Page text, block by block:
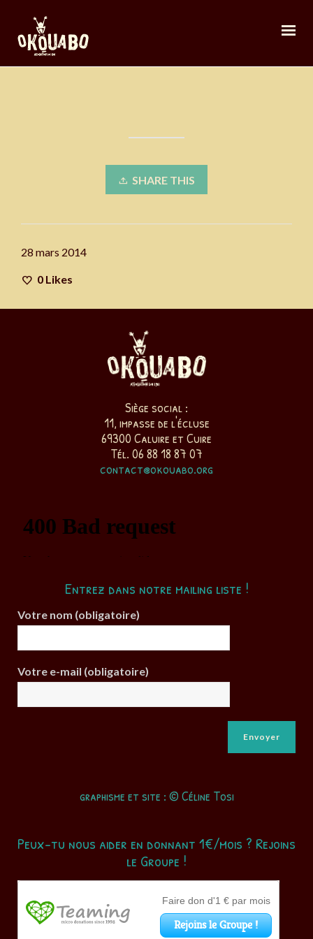
SHARE THIS
28 mars 2014
0 Likes
Siège social :
11, impasse de l'écluse
69300 Caluire et Cuire
Tél. 06 88 18 87 07
contact@okouabo.org
Entrez dans notre mailing liste !
Votre nom (obligatoire)
Votre e-mail (obligatoire)
graphisme et site : © Céline Tosi
Peux-tu nous aider en donnant 1€/mois ? Rejoins
le Groupe !